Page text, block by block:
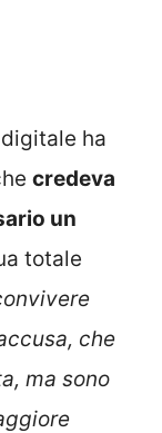
ha
credeva
un
totale
che
ma sono